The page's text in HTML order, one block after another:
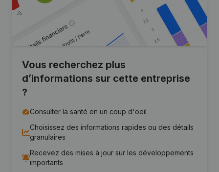
Vous recherchez plus
d’informations sur cette entreprise
?
Consulter la santé en un coup d'oeil
Choisissez des informations rapides ou des détails
granulaires
Recevez des mises à jour sur les développements
importants